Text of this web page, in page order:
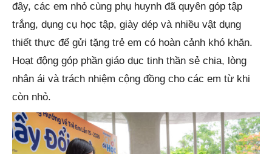
đây, các em nhỏ cùng phụ huynh đã quyên góp tập
trắng, dụng cụ học tập, giày dép và nhiều vật dụng
thiết thực để gửi tặng trẻ em có hoàn cảnh khó khăn.
Hoạt động góp phần giáo dục tinh thần sẻ chia, lòng
nhân ái và trách nhiệm cộng đồng cho các em từ khi
còn nhỏ.